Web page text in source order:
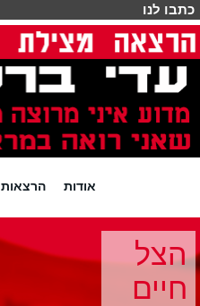
כתבו לנו
אודות הרצאות
הצל
חיים